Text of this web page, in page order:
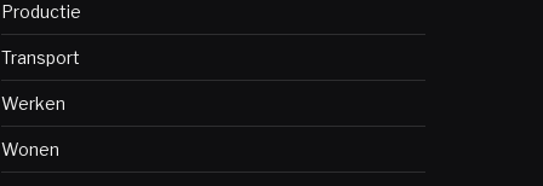
Productie
Transport
Werken
Wonen